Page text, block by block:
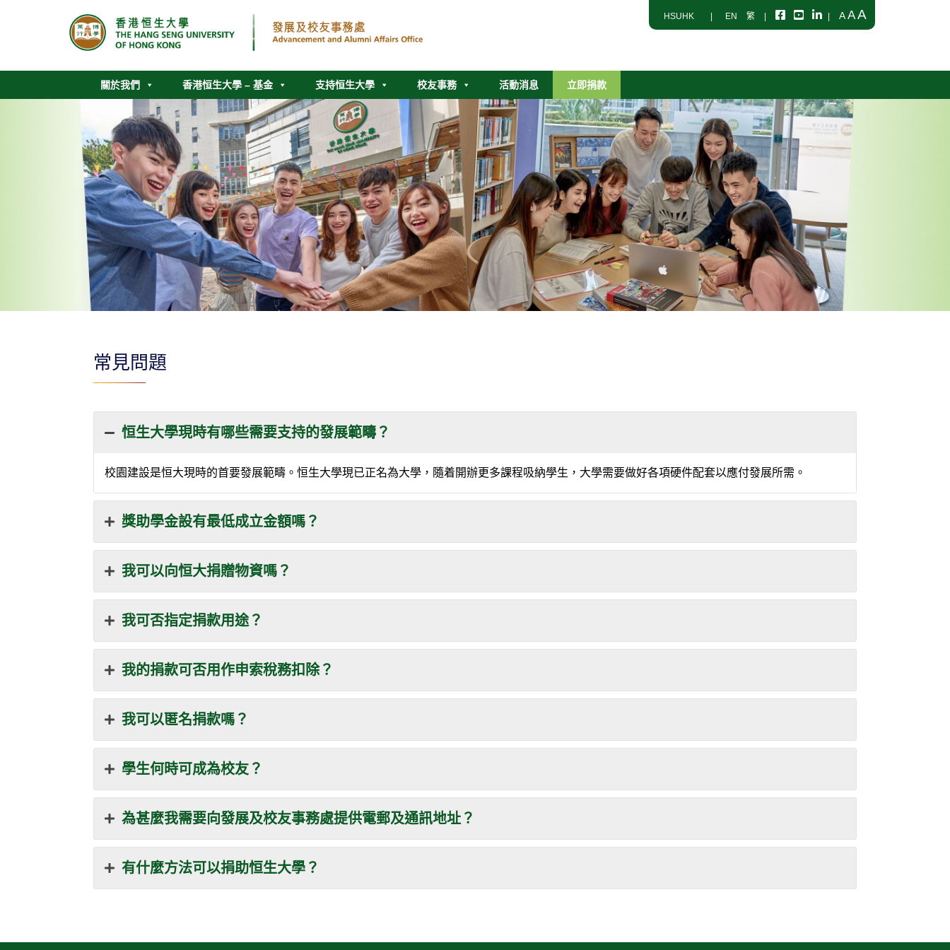
HSUHK EN 繁 AAA
關於我們 香港恒生大學 – 基金 支持恒生大學 校友事務 活動消息 立即捐款
常見問題
恒生大學現時有哪些需要支持的發展範疇？
校園建設是恒大現時的首要發展範疇。恒生大學現已正名為大學，隨着開辦更多課程吸納學生，大學需要做好各項硬件配套以應付發展所需。
獎助學金設有最低成立金額嗎？
我可以向恒大捐贈物資嗎？
我可否指定捐款用途？
我的捐款可否用作申索稅務扣除？
我可以匿名捐款嗎？
學生何時可成為校友？
為甚麼我需要向發展及校友事務處提供電郵及通訊地址？
有什麼方法可以捐助恒生大學？